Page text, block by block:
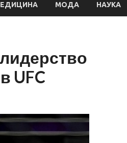
МОДА НАУКА
UFC